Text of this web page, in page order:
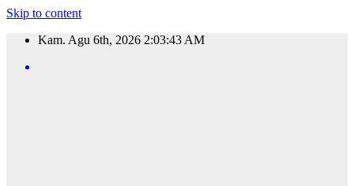
Skip to content
Kam. Agu 6th, 2026 2:03:44 AM